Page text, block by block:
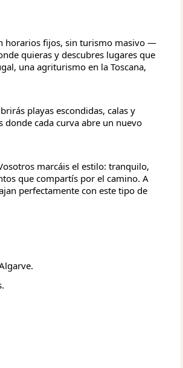
horarios fijos, sin turismo masivo —
quieras y descubres lugares que
una agriturismo en la Toscana,
playas escondidas, calas y
cada curva abre un nuevo
marcáis el estilo: tranquilo,
que compartís por el camino. A
perfectamente con este tipo de